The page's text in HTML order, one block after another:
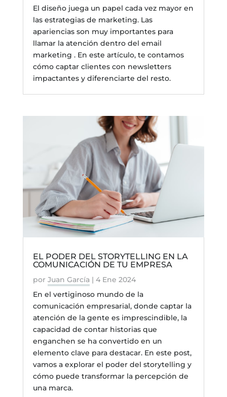
El diseño juega un papel cada vez mayor en
las estrategias de marketing. Las
apariencias son muy importantes para
llamar la atención dentro del email
marketing . En este artículo, te contamos
cómo captar clientes con newsletters
impactantes y diferenciarte del resto.
EL PODER DEL STORYTELLING EN LA
COMUNICACIÓN DE TU EMPRESA
por Juan García | 4 Ene 2024
En el vertiginoso mundo de la
comunicación empresarial, donde captar la
atención de la gente es imprescindible, la
capacidad de contar historias que
enganchen se ha convertido en un
elemento clave para destacar. En este post,
vamos a explorar el poder del storytelling y
cómo puede transformar la percepción de
una marca.